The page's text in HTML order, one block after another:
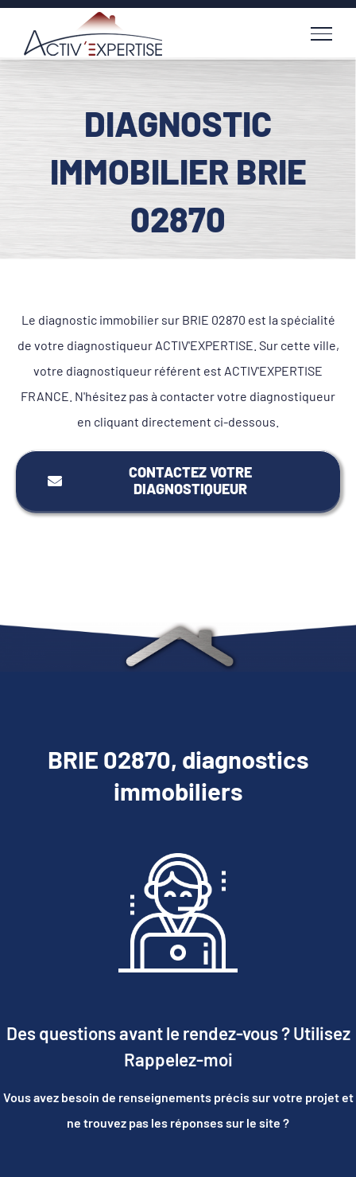
Passer
contenu
DIAGNOSTIC
IMMOBILIER BRIE
02870
Le diagnostic immobilier sur BRIE 02870 est la spécialité
de votre diagnostiqueur ACTIV'EXPERTISE. Sur cette ville,
votre diagnostiqueur référent est ACTIV'EXPERTISE
FRANCE. N'hésitez pas à contacter votre diagnostiqueur
en cliquant directement ci-dessous.
CONTACTEZ VOTRE
DIAGNOSTIQUEUR
BRIE 02870, diagnostics
immobiliers
Des questions avant le rendez-vous ? Utilisez
Rappelez-moi
Vous avez besoin de renseignements précis sur votre projet et
ne trouvez pas les réponses sur le site ?